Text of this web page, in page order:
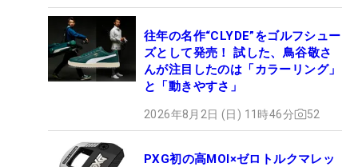
往年の名作“CLYDE”をゴルフシュー
ズとして発売！ 試した、鳥谷敬さ
んが注目したのは「カラーリング」
と「動きやすさ」
2026年8月2日 (日) 11時46分 52
PXG初の高MOI×ゼロトルクマレッ